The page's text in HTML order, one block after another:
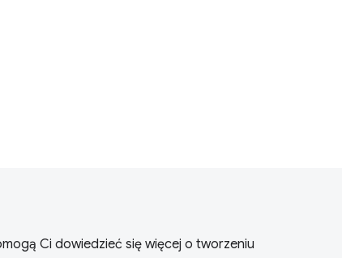
Ci dowiedzieć się więcej o tworzeniu